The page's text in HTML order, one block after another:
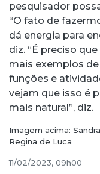
pesquisador
“O fato de
dá energia para
diz. “É preciso
mais exemplos
funções e
vejam que isso é
mais natural”, diz.
Imagem acima:
Regina de Luca
11/02/2023, 09h00